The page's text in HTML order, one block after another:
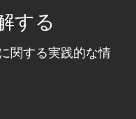
する
関する実践的な情